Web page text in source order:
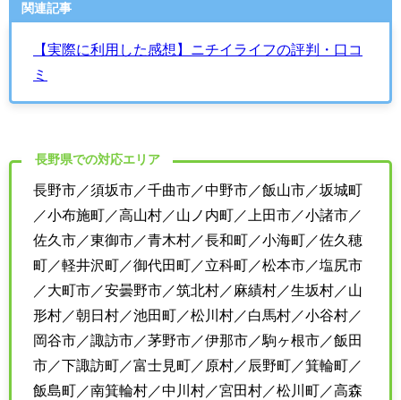
関連記事
【実際に利用した感想】ニチイライフの評判・口コ
ミ
長野県での対応エリア
長野市／須坂市／千曲市／中野市／飯山市／坂城町
／小布施町／高山村／山ノ内町／上田市／小諸市／
佐久市／東御市／青木村／長和町／小海町／佐久穂
町／軽井沢町／御代田町／立科町／松本市／塩尻市
／大町市／安曇野市／筑北村／麻績村／生坂村／山
形村／朝日村／池田町／松川村／白馬村／小谷村／
岡谷市／諏訪市／茅野市／伊那市／駒ヶ根市／飯田
市／下諏訪町／富士見町／原村／辰野町／箕輪町／
飯島町／南箕輪村／中川村／宮田村／松川町／高森